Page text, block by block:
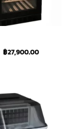
฿27,900.00